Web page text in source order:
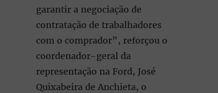
garantir a negociação de
contratação de trabalhadores
com o comprador”, reforçou o
coordenador-geral da
representação na Ford, José
Quixabeira de Anchieta, o